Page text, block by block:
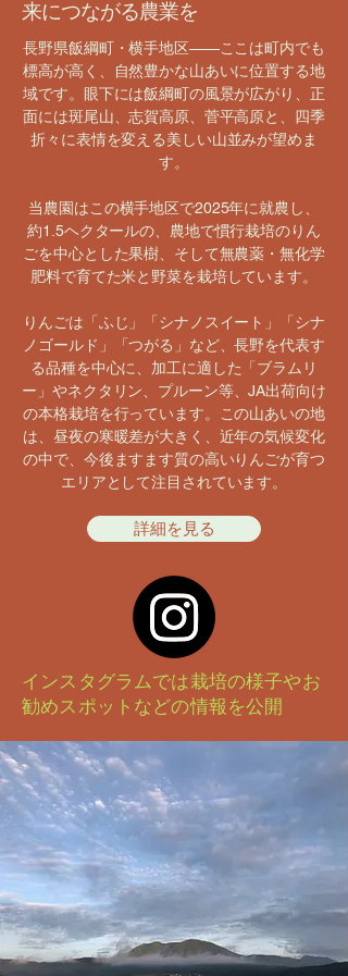
来につながる農業を
長野県飯綱町・横手地区——ここは町内でも
標高が高く、自然豊かな山あいに位置する地
域です。眼下には飯綱町の風景が広がり、正
面には斑尾山、志賀高原、菅平高原と、四季
折々に表情を変える美しい山並みが望めま
す。
当農園はこの横手地区で2025年に就農し、
約1.5ヘクタールの、農地で慣行栽培のりん
ごを中心とした果樹、そして無農薬・無化学
肥料で育てた米と野菜を栽培しています。
りんごは「ふじ」「シナノスイート」「シナ
ノゴールド」「つがる」など、長野を代表す
る品種を中心に、加工に適した「ブラムリ
ー」やネクタリン、プルーン等、JA出荷向け
の本格栽培を行っています。この山あいの地
は、昼夜の寒暖差が大きく、近年の気候変化
の中で、今後ますます質の高いりんごが育つ
エリアとして注目されています。
詳細を見る
インスタグラムでは栽培の様子やお
勧めスポットなどの情報を公開